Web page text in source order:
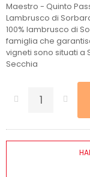
Maestro - Quinto
Lambrusco di
100% lambrusco di
famiglia che
vigneti sono situati a
Secchia